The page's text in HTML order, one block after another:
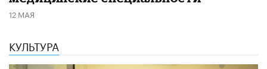
12 МАЯ
КУЛЬТУРА